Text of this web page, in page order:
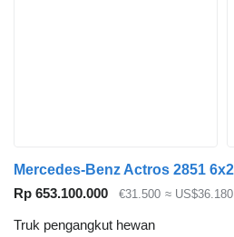
Rp 653.100.000 €31.500 ≈ US$36.180
Truk pengangkut hewan